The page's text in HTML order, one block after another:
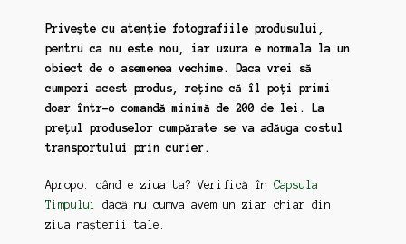
Privește cu atenție fotografiile produsului,
pentru ca nu este nou, iar uzura e normala la un
obiect de o asemenea vechime. Daca vrei să
cumperi acest produs, reține că îl poți primi
doar într-o comandă minimă de 200 de lei. La
prețul produselor cumpărate se va adăuga costul
transportului prin curier.
Apropo: când e ziua ta? Verifică în Capsula
Timpului
dacă nu cumva avem un ziar chiar din
ziua nașterii tale.